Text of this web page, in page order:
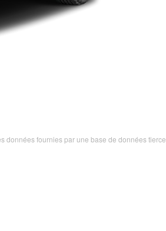
données fournies par une base de données tierce